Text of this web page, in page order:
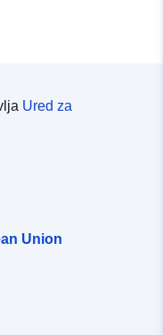
Ured za
Union